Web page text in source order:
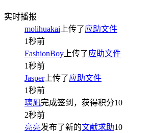
实时播报
molihuakai 上传了应助文件
1秒前
FashionBoy 上传了应助文件
1秒前
Jasper上传了应助文件
1秒前
璃凪完成签到，获得积分10
2秒前
亮亮发布了新的文献求助10